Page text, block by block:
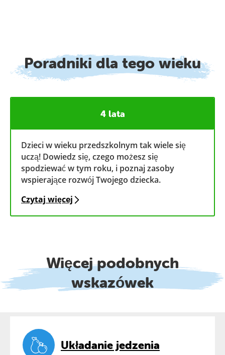
Poradniki dla tego wieku
4 lata
Dzieci w wieku przedszkolnym tak wiele się
uczą! Dowiedz się, czego możesz się
spodziewać w tym roku, i poznaj zasoby
wspierające rozwój Twojego dziecka.
Czytaj więcej
Więcej podobnych
wskazówek
Układanie jedzenia